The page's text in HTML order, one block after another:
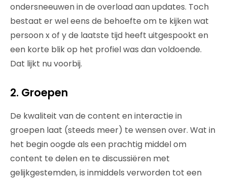
ondersneeuwen in de overload aan updates. Toch
bestaat er wel eens de behoefte om te kijken wat
persoon x of y de laatste tijd heeft uitgespookt en
een korte blik op het profiel was dan voldoende.
Dat lijkt nu voorbij.
2. Groepen
De kwaliteit van de content en interactie in
groepen laat (steeds meer) te wensen over. Wat in
het begin oogde als een prachtig middel om
content te delen en te discussiëren met
gelijkgestemden, is inmiddels verworden tot een